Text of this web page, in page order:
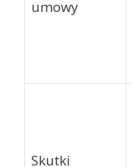
umowy
Skutki